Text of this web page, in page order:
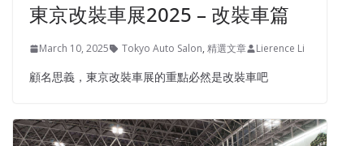
東京改裝車展2025 – 改裝車篇
March 10, 2025 Tokyo Auto Salon, 精選文章 Lierence Li
顧名思義，東京改裝車展的重點必然是改裝車吧